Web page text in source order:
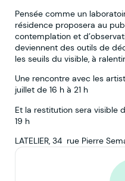
Pensée comme un
résidence proposera au
contemplation et
deviennent des outils de
les seuils du visible, à
Une rencontre avec les
juillet de 16 h à 21 h
Et la restitution sera visible
19 h
LATELIER, 34 rue Pierre